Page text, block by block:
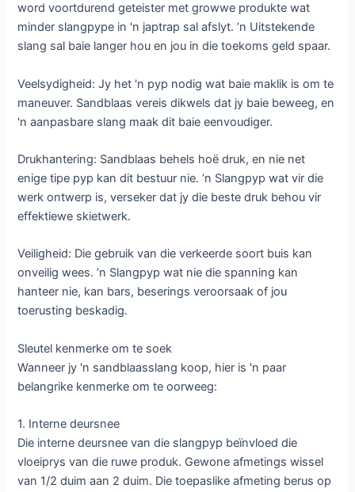
word voortdurend geteister met growwe produkte wat
minder slangpype in 'n japtrap sal afslyt. ’n Uitstekende
slang sal baie langer hou en jou in die toekoms geld spaar.
Veelsydigheid: Jy het 'n pyp nodig wat baie maklik is om te
maneuver. Sandblaas vereis dikwels dat jy baie beweeg, en
'n aanpasbare slang maak dit baie eenvoudiger.
Drukhantering: Sandblaas behels hoë druk, en nie net
enige tipe pyp kan dit bestuur nie. ’n Slangpyp wat vir die
werk ontwerp is, verseker dat jy die beste druk behou vir
effektiewe skietwerk.
Veiligheid: Die gebruik van die verkeerde soort buis kan
onveilig wees. ’n Slangpyp wat nie die spanning kan
hanteer nie, kan bars, beserings veroorsaak of jou
toerusting beskadig.
Sleutel kenmerke om te soek
Wanneer jy 'n sandblaasslang koop, hier is 'n paar
belangrike kenmerke om te oorweeg:
1. Interne deursnee
Die interne deursnee van die slangpyp beïnvloed die
vloeiprys van die ruwe produk. Gewone afmetings wissel
van 1/2 duim aan 2 duim. Die toepaslike afmeting berus op